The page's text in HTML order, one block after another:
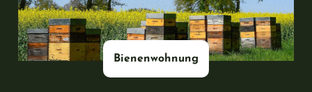
Bienenwohnung